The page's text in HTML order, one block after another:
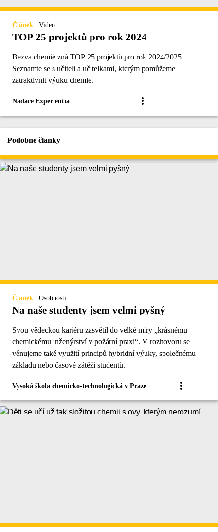
Článek | Video
TOP 25 projektů pro rok 2024
Bezva chemie zná TOP 25 projektů pro rok 2024/2025.
Seznamte se s učiteli a učitelkami, kterým pomůžeme
zatraktivnit výuku chemie.
Nadace Experientia
Podobné články
Článek | Osobnosti
Na naše studenty jsem velmi pyšný
Svou vědeckou kariéru zasvětil do velké míry „krásnému
chemickému inženýrství v požární praxi“. V rozhovoru se
věnujeme také využití principů hybridní výuky, společnému
základu nebo časové zátěži studentů.
Vysoká škola chemicko-technologická v Praze